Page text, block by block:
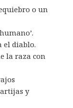
o un
el diablo.
la raza con
y